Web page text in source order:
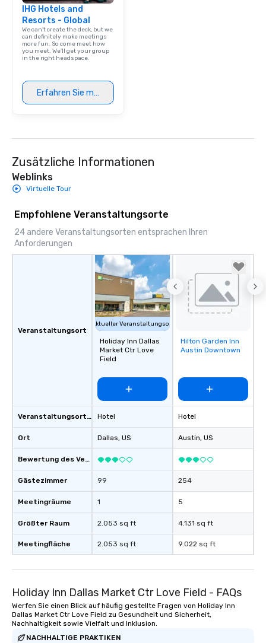
IHG Hotels and
Resorts - Global
We can't create the deck, but we
can definitely make meetings
more fun. So come meet how
you meet. We'll get your group
in the right headspace.
Erfahren Sie mehr
Zusätzliche Informationen
Weblinks
Virtuelle Tour
Empfohlene Veranstaltungsorte
24 andere Veranstaltungsorten entsprachen Ihren
Anforderungen
Veranstaltungsort
Veranstaltungsortstyp
Ort
Bewertung des Veranstaltungsortes
Gästezimmer
Meetingräume
Größter Raum
Meetingfläche
Aktueller Veranstaltungsort
Holiday Inn Dallas
Market Ctr Love
Field
Hotel
Dallas, US
99
1
2.053 sq ft
2.053 sq ft
Removed from
favorites
Hilton Garden Inn
Austin Downtown
Hotel
Austin, US
254
5
4.131 sq ft
9.022 sq ft
Holiday Inn Dallas Market Ctr Love Field - FAQs
Werfen Sie einen Blick auf häufig gestellte Fragen von Holiday Inn
Dallas Market Ctr Love Field zu Gesundheit und Sicherheit,
Nachhaltigkeit sowie Vielfalt und Inklusion.
NACHHALTIGE PRAKTIKEN